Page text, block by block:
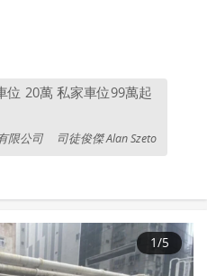
位 20萬 私家車位99萬起
限公司 司徒俊傑 Alan Szeto
1/5